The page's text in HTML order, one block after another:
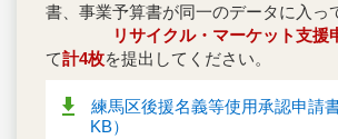
書、事業予算書が同一のデータに入っ
リサイクル・マーケット支援
て計4枚を提出してください。
練馬区後援名義等使用承認申請
KB）